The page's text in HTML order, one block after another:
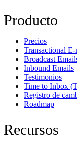
Producto
Precios
Transactional
Broadcast
Inbound Emails
Testimonios
Time to Inbox
Registro de
Roadmap
Recursos